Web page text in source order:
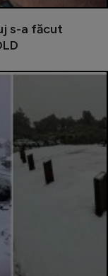
s-a făcut